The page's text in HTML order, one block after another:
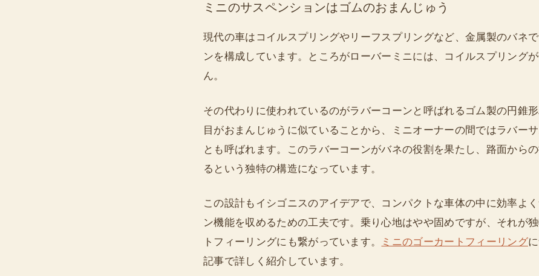
ミニのサスペンションはゴムのおまんじゅう
現代の車はコイルスプリングやリーフスプリングなど、金属製のバネ
ンを構成しています。ところがローバーミニには、コイルスプリング
ん。
その代わりに使われているのがラバーコーンと呼ばれるゴム製の円錐
目がおまんじゅうに似ていることから、ミニオーナーの間ではラバー
とも呼ばれます。このラバーコーンがバネの役割を果たし、路面から
るという独特の構造になっています。
この設計もイシゴニスのアイデアで、コンパクトな車体の中に効率よ
ン機能を収めるための工夫です。乗り心地はやや固めですが、それが
トフィーリングにも繋がっています。
ミニのゴーカートフィーリング
記事で詳しく紹介しています。